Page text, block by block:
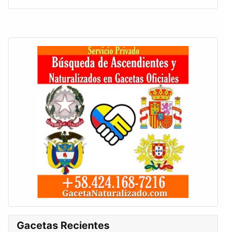
Gacetas Recientes